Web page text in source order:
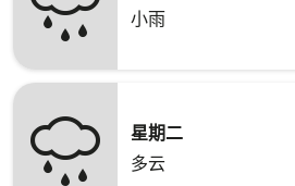
小雨
星期二
多云